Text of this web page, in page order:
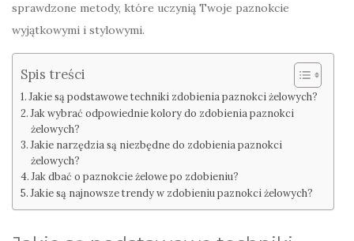
sprawdzone metody, które uczynią Twoje paznokcie
wyjątkowymi i stylowymi.
Spis treści
Jakie są podstawowe techniki zdobienia paznokci żelowych?
Jak wybrać odpowiednie kolory do zdobienia paznokci
żelowych?
Jakie narzędzia są niezbędne do zdobienia paznokci
żelowych?
Jak dbać o paznokcie żelowe po zdobieniu?
Jakie są najnowsze trendy w zdobieniu paznokci żelowych?